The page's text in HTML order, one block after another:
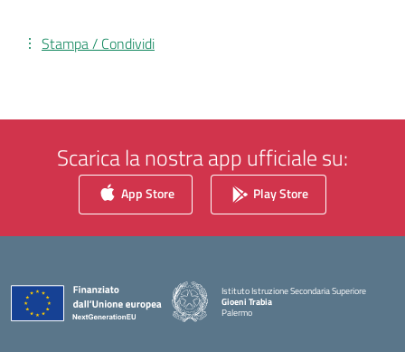
Stampa / Condividi
Scarica la nostra app ufficiale su:
App Store Play Store
Istituto Istruzione Secondaria Superiore
Gioeni Trabia
Palermo